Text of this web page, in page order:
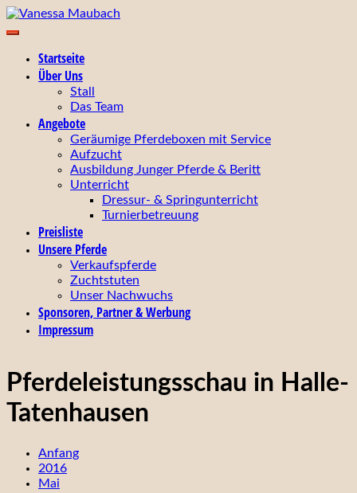
Zum
Inhalt
Vanessa Maubach
Turniervorstellung und Verkauf von Pferden!
Startseite
Über Uns
Stall
Das Team
Angebote
Geräumige Pferdeboxen mit Service
Aufzucht
Ausbildung Junger Pferde & Beritt
Unterricht
Dressur- & Springunterricht
Turnierbetreuung
Preisliste
Unsere Pferde
Verkaufspferde
Zuchtstuten
Unser Nachwuchs
Sponsoren, Partner & Werbung
Impressum
Pferdeleistungsschau in Halle-
Tatenhausen
Anfang
2016
Mai